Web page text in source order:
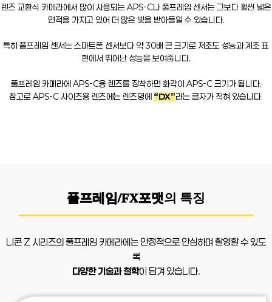
렌즈 교환식 카메라에서 많이 사용되는 APS-C나 풀프레임 센서는 그보다 훨씬 넓은
면적을 가지고 있어 더 많은 빛을 받아들일 수 있습니다.
특히 풀프레임 센서는 스마트폰 센서보다 약 30배 큰 크기로 저조도 성능과 계조 표
현에서 뛰어난 성능을 보여줍니다.
풀프레임 카메라에 APS-C용 렌즈를 장착하면 화각이 APS-C 크기가 됩니다.
참고로 APS-C 사이즈용 렌즈에는 렌즈명에 “DX”라는 글자가 적혀 있습니다.
풀프레임/FX포맷의 특징
니콘 Z 시리즈의 풀프레임 카메라에는 안정적으로 안심하며 촬영할 수 있도
록
다양한 기술과 철학이 담겨 있습니다.